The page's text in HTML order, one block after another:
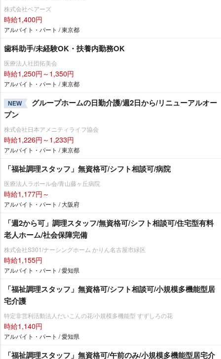
株式会社ベアーズ
時給1,400円
アルバイト・パート / 東京都
歯科助手/未経験OK・扶養内勤務OK
医療法人社団拓美会
時給1,250円～1,350円
アルバイト・パート / 東京都
NEW
グループホームの日勤介護/週2日から/リニューアルオー
プン
株式会社日本アメニティライフ協会
時給1,226円～1,233円
アルバイト・パート / 東京都
「福祉調理スタッフ」無資格可/シフト相談可/病院
医療法人ラポール会/青山藤ヶ丘病院
時給1,177円～
アルバイト・パート / 大阪府
「週2から可」調理スタッフ/無資格可/シフト相談可/住宅型有料
老人ホーム/社会保障完備
株式会社S301/ナーシングホーム かりん名古屋市緑区
時給1,155円
アルバイト・パート / 愛知県
「福祉調理スタッフ」無資格可/シフト相談可/小規模多機能型居
宅介護
特定非営利活動法人だいこんの花/小規模多機能型 すずしろの花
時給1,140円
アルバイト・パート / 愛知県
「福祉調理スタッフ」無資格可/午前のみ/小規模多機能型居宅介